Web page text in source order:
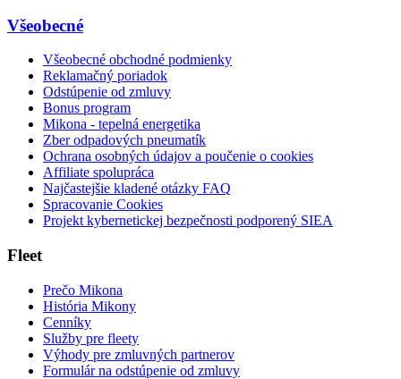
Všeobecné
Všeobecné obchodné podmienky
Reklamačný poriadok
Odstúpenie od zmluvy
Bonus program
Mikona - tepelná energetika
Zber odpadových pneumatík
Ochrana osobných údajov a poučenie o cookies
Affiliate spolupráca
Najčastejšie kladené otázky FAQ
Spracovanie Cookies
Projekt kybernetickej bezpečnosti podporený SIEA
Fleet
Prečo Mikona
História Mikony
Cenníky
Služby pre fleety
Výhody pre zmluvných partnerov
Formulár na odstúpenie od zmluvy